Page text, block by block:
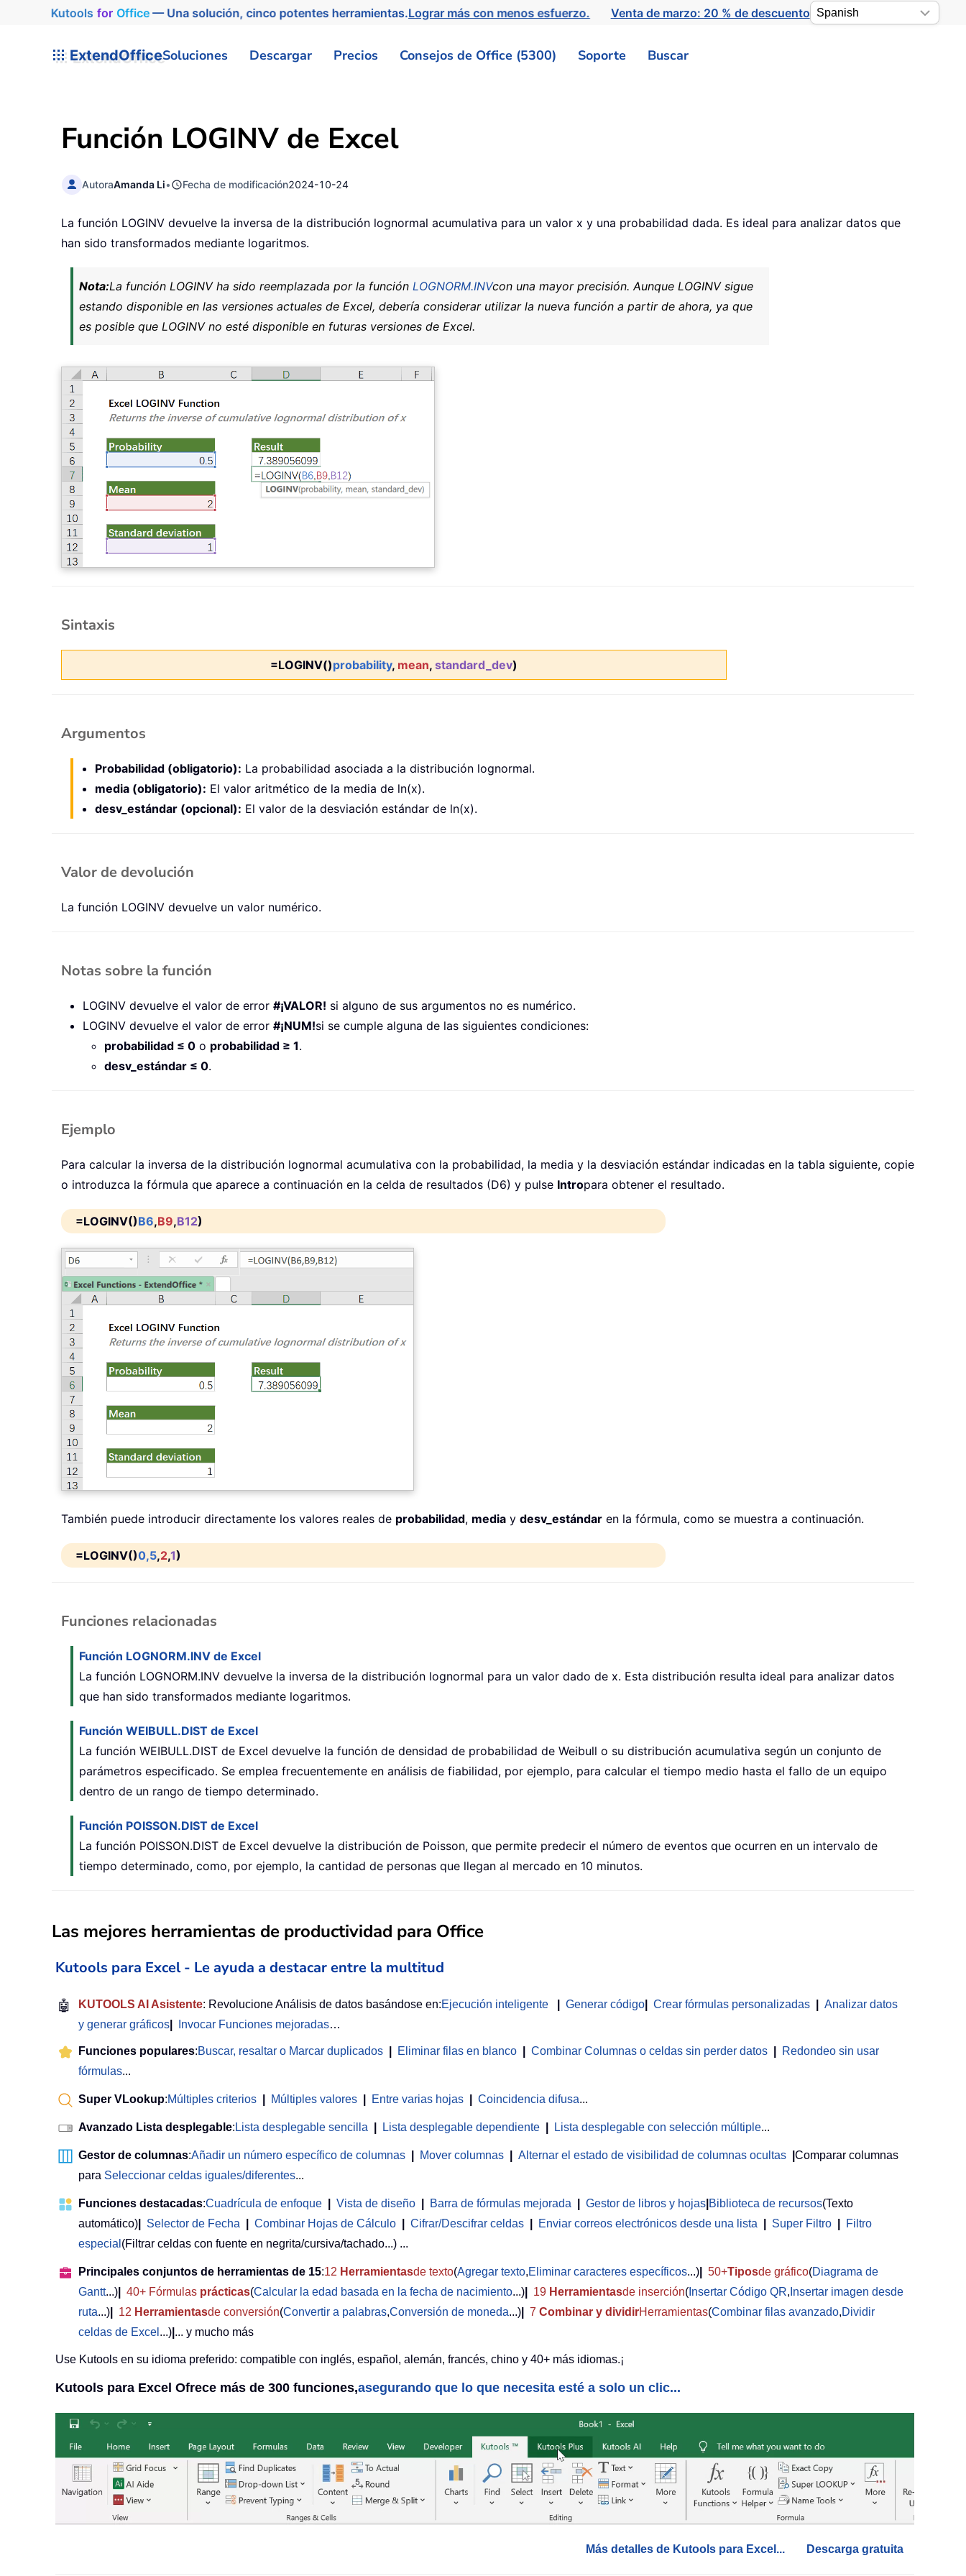
Kutools for Office— Una solución, cinco potentes herramientas.Lograr más con menos esfuerzo. Venta de marzo: 20 % de descuento
ExtendOfficeSoluciones Descargar Precios Consejos de Office (5300) Soporte Buscar
Función LOGINV de Excel
AutoraAmanda Li• Fecha de modificación2024-10-24
La función LOGINV devuelve la inversa de la distribución lognormal acumulativa para un valor x y una probabilidad dada. Es ideal para analizar datos que
han sido transformados mediante logaritmos.
Nota:La función LOGINV ha sido reemplazada por la función LOGNORM.INVcon una mayor precisión. Aunque LOGINV sigue
estando disponible en las versiones actuales de Excel, debería considerar utilizar la nueva función a partir de ahora, ya que
es posible que LOGINV no esté disponible en futuras versiones de Excel.
Sintaxis
=LOGINV()probability, mean, standard_dev)
Argumentos
Probabilidad (obligatorio): La probabilidad asociada a la distribución lognormal.
media (obligatorio): El valor aritmético de la media de ln(x).
desv_estándar (opcional): El valor de la desviación estándar de ln(x).
Valor de devolución
La función LOGINV devuelve un valor numérico.
Notas sobre la función
LOGINV devuelve el valor de error #¡VALOR! si alguno de sus argumentos no es numérico.
LOGINV devuelve el valor de error #¡NUM!si se cumple alguna de las siguientes condiciones:
probabilidad ≤ 0 o probabilidad ≥ 1.
desv_estándar ≤ 0.
Ejemplo
Para calcular la inversa de la distribución lognormal acumulativa con la probabilidad, la media y la desviación estándar indicadas en la tabla siguiente, copie
o introduzca la fórmula que aparece a continuación en la celda de resultados (D6) y pulse Intropara obtener el resultado.
=LOGINV()B6,B9,B12)
También puede introducir directamente los valores reales de probabilidad, media y desv_estándar en la fórmula, como se muestra a continuación.
=LOGINV()0,5,2,1)
Funciones relacionadas
Función LOGNORM.INV de Excel
La función LOGNORM.INV devuelve la inversa de la distribución lognormal para un valor dado de x. Esta distribución resulta ideal para analizar datos
que han sido transformados mediante logaritmos.
Función WEIBULL.DIST de Excel
La función WEIBULL.DIST de Excel devuelve la función de densidad de probabilidad de Weibull o su distribución acumulativa según un conjunto de
parámetros especificado. Se emplea frecuentemente en análisis de fiabilidad, por ejemplo, para calcular el tiempo medio hasta el fallo de un equipo
dentro de un rango de tiempo determinado.
Función POISSON.DIST de Excel
La función POISSON.DIST de Excel devuelve la distribución de Poisson, que permite predecir el número de eventos que ocurren en un intervalo de
tiempo determinado, como, por ejemplo, la cantidad de personas que llegan al mercado en 10 minutos.
Las mejores herramientas de productividad para Office
Kutools para Excel - Le ayuda a destacar entre la multitud
🤖 KUTOOLS AI Asistente: Revolucione Análisis de datos basándose en:Ejecución inteligente Generar código Crear fórmulas personalizadas
Analizar datos
y generar gráficos
Invocar Funciones mejoradas…
Funciones populares:Buscar, resaltar o Marcar duplicados Eliminar filas en blanco Combinar Columnas o celdas sin perder datos
Redondeo sin usar
fórmulas...
Super VLookup:Múltiples criterios Múltiples valores Entre varias hojas Coincidencia difusa...
Avanzado Lista desplegable: Lista desplegable sencilla Lista desplegable dependiente Lista desplegable con selección múltiple...
Gestor de columnas:Añadir un número específico de columnas Mover columnas Alternar el estado de visibilidad de columnas ocultas
Comparar columnas
para Seleccionar celdas iguales/diferentes...
Funciones destacadas:Cuadrícula de enfoque Vista de diseño Barra de fórmulas mejorada Gestor de libros y hojas Biblioteca de recursos(Texto
automático)
Selector de Fecha Combinar Hojas de Cálculo Cifrar/Descifrar celdas Enviar correos electrónicos desde una lista Super Filtro
Filtro
especial (Filtrar celdas con fuente en negrita/cursiva/tachado...) ...
Principales conjuntos de herramientas de 15:12 Herramientasde texto(Agregar texto,Eliminar caracteres específicos...) 50+Tiposde gráfico(Diagrama de
Gantt...) 40+ Fórmulas prácticas(Calcular la edad basada en la fecha de nacimiento...) 19 Herramientasde inserción( Insertar Código QR, Insertar imagen desde
ruta...) 12 Herramientasde conversión(Convertir a palabras,Conversión de moneda...) 7 Combinar y dividirHerramientas(Combinar filas avanzado,Dividir
celdas de Excel ...) ... y mucho más
Use Kutools en su idioma preferido: compatible con inglés, español, alemán, francés, chino y 40+ más idiomas.¡
Kutools para Excel Ofrece más de 300 funciones,asegurando que lo que necesita esté a solo un clic...
Más detalles de Kutools para Excel... Descarga gratuita